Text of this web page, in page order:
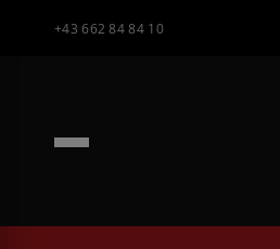
springen+43 662 84 84 10